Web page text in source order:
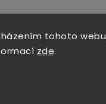
tohoto webu
zde.